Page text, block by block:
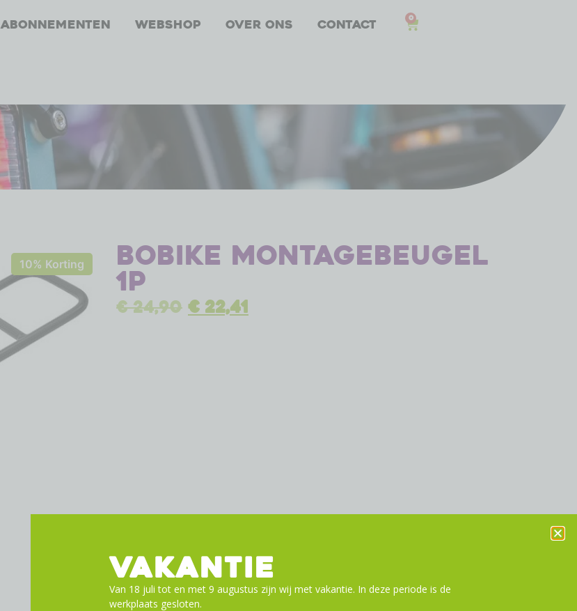
Abonnementen Webshop Over ons Contact 0
10% Korting Bobike Montagebeugel
1P
€24,90 €22,41
VAKANTIE
Van 18 juli tot en met 9 augustus zijn wij met vakantie. In deze periode is de
werkplaats gesloten.